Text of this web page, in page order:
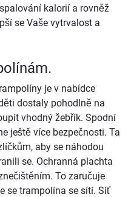
kalorií a rovněž
se Vaše vytrvalost a
je v nabídce
dostaly pohodlně na
vhodný žebřík. Spodní
ještě více bezpečnosti. Ta
aby se náhodou
se. Ochranná plachta
To zaručuje
se trampolína se sítí. Síť